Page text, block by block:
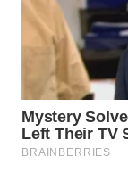
SELEB
WAHANA
PERSONA
WAHANA
OTOMOTIF